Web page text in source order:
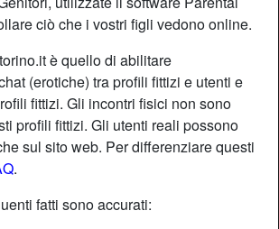
ciò che i vostri figli vedono online.
è quello di abilitare
(erotiche) tra profili fittizi e utenti e
fittizi. Gli incontri fisici non sono
profili fittizi. Gli utenti reali possono
sul sito web. Per differenziare questi
.
fatti sono accurati:
chatChatta adesso